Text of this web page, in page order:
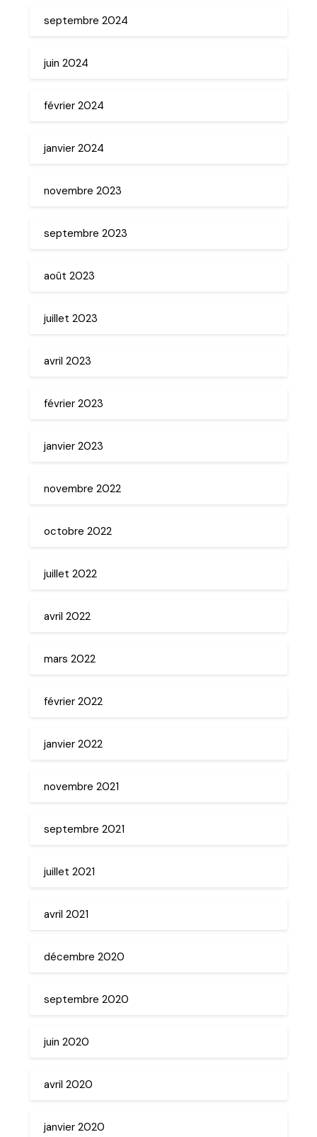
septembre 2024
juin 2024
février 2024
janvier 2024
novembre 2023
septembre 2023
août 2023
juillet 2023
avril 2023
février 2023
janvier 2023
novembre 2022
octobre 2022
juillet 2022
avril 2022
mars 2022
février 2022
janvier 2022
novembre 2021
septembre 2021
juillet 2021
avril 2021
décembre 2020
septembre 2020
juin 2020
avril 2020
janvier 2020